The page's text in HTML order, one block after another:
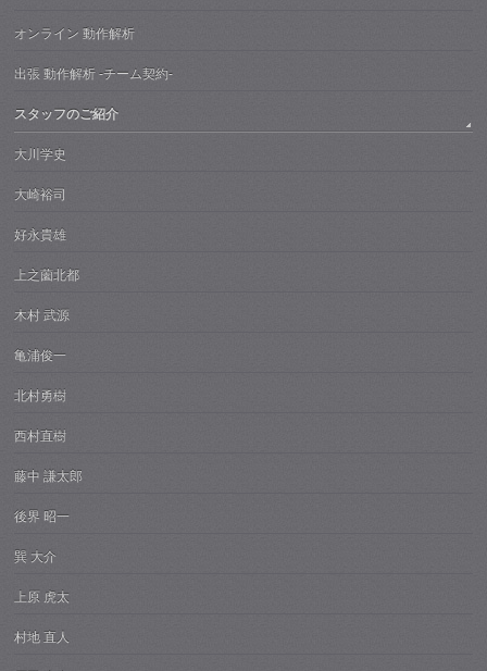
オンライン 動作解析
出張 動作解析 -チーム契約-
スタッフのご紹介
大川学史
大崎裕司
好永貴雄
上之薗北都
木村 武源
亀浦俊一
北村勇樹
西村直樹
藤中 謙太郎
後界 昭一
巽 大介
上原 虎太
村地 直人